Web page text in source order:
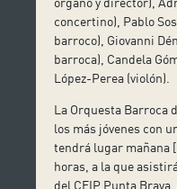
concertino), Pablo
barroco), Giovanni
barroca), Candela
López-Perea (violón).
La Orquesta Barroca
los más jóvenes con
tendrá lugar mañana
horas, a la que
del CEIP Punta